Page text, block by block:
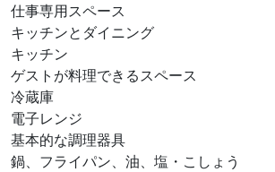
仕事専用スペース
キッチンとダイニング
キッチン
ゲストが料理できるスペース
冷蔵庫
電子レンジ
基本的な調理器具
鍋、フライパン、油、塩・こしょう